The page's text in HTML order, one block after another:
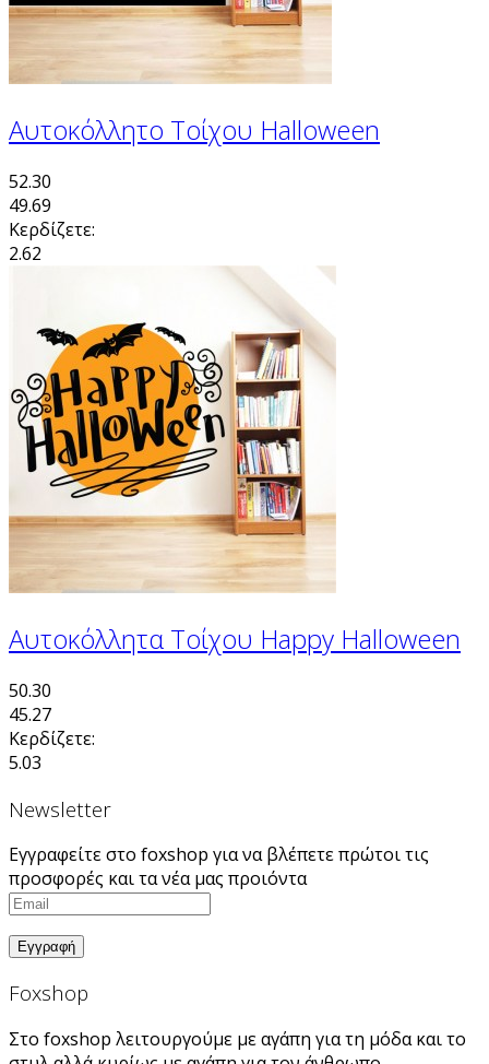
Αυτοκόλλητο Τοίχου Halloween
52.30
49.69
Κερδίζετε:
2.62
Αυτοκόλλητα Τοίχου Happy Halloween
50.30
45.27
Κερδίζετε:
5.03
Newsletter
Εγγραφείτε στο foxshop για να βλέπετε πρώτοι τις
προσφορές και τα νέα μας προιόντα
Foxshop
Στο foxshop λειτουργούμε με αγάπη για τη μόδα και το